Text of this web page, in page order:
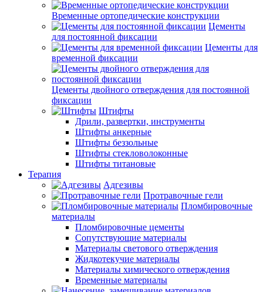
Временные ортопедические конструкции
Цементы
для постоянной фиксации
Цементы для
временной фиксации
Цементы двойного отверждения для постоянной
фиксации
Штифты
Дрили, развертки, инструменты
Штифты анкерные
Штифты беззольные
Штифты стекловолоконные
Штифты титановые
Терапия
Адгезивы
Протравочные гели
Пломбировочные
материалы
Пломбировочные цементы
Сопутствующие материалы
Материалы светового отверждения
Жидкотекучие материалы
Материалы химического отверждения
Временные материалы